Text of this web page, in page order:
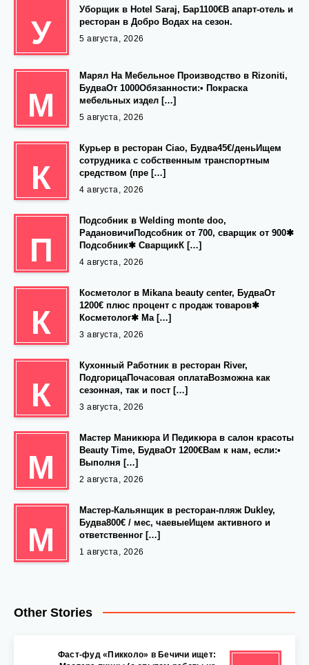
У
Уборщик в Hotel Saraj, Бар1100€В апарт-отель и
ресторан в Добро Водах на сезон.
5 августа, 2026
М
Марял На Мебельное Производство в Rizoniti,
БудваОт 1000Обязанности:• Покраска
мебельных издел […]
5 августа, 2026
К
Курьер в ресторан Ciao, Будва45€/деньИщем
сотрудника с собственным транспортным
средством (пре […]
4 августа, 2026
П
Подсобник в Welding monte doo,
РадановичиПодсобник от 700, сварщик от 900✱
Подсобник✱ СварщикК […]
4 августа, 2026
К
Косметолог в Mikana beauty center, БудваОт
1200€ плюс процент с продаж товаров✱
Косметолог✱ Ма […]
3 августа, 2026
К
Кухонный Работник в ресторан River,
ПодгорицаПочасовая оплатаВозможна как
сезонная, так и пост […]
3 августа, 2026
М
Мастер Маникюра И Педикюра в салон красоты
Beauty Time, БудваОт 1200€Вам к нам, если:•
Выполня […]
2 августа, 2026
М
Мастер-Кальянщик в ресторан-пляж Dukley,
Будва800€ / мес, чаевыеИщем активного и
ответственног […]
1 августа, 2026
Other Stories
Фаст-фуд «Пикколо» в Бечичи ищет: